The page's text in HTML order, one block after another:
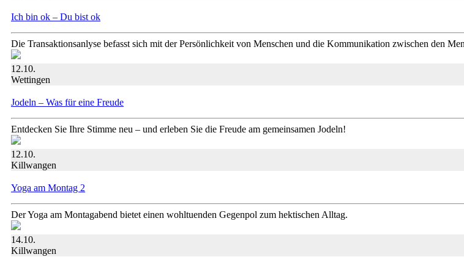
Ich bin ok – Du bist ok
Die Transaktionsanlyse befasst sich mit der Persönlichkeit von Menschen und die Kommunikation zwischen den
12.10.
Wettingen
Jodeln – Was für eine Freude
Entdecken Sie Ihre Stimme neu – und erleben Sie die Freude am gemeinsamen Jodeln!
12.10.
Killwangen
Yoga am Montag 2
Der Yoga am Montagabend bietet einen wohltuenden Gegenpol zum hektischen Alltag.
14.10.
Killwangen